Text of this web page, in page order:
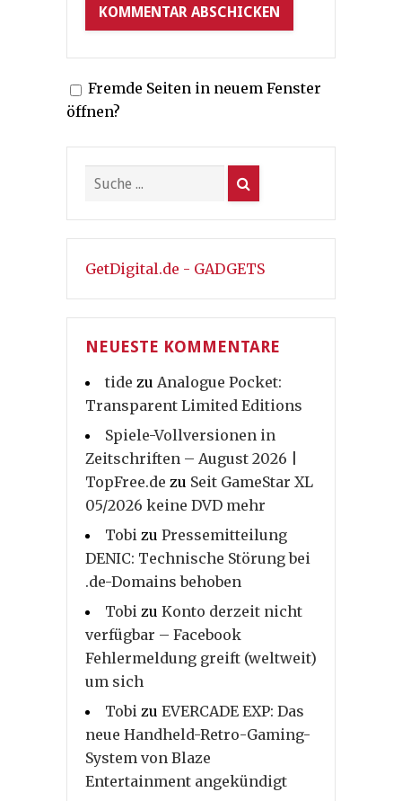
Fremde Seiten in neuem Fenster
öffnen?
GetDigital.de - GADGETS
NEUESTE KOMMENTARE
tide zu Analogue Pocket:
Transparent Limited Editions
Spiele-Vollversionen in
Zeitschriften – August 2026 |
TopFree.de zu Seit GameStar XL
05/2026 keine DVD mehr
Tobi zu Pressemitteilung
DENIC: Technische Störung bei
.de-Domains behoben
Tobi zu Konto derzeit nicht
verfügbar – Facebook
Fehlermeldung greift (weltweit)
um sich
Tobi zu EVERCADE EXP: Das
neue Handheld-Retro-Gaming-
System von Blaze
Entertainment angekündigt